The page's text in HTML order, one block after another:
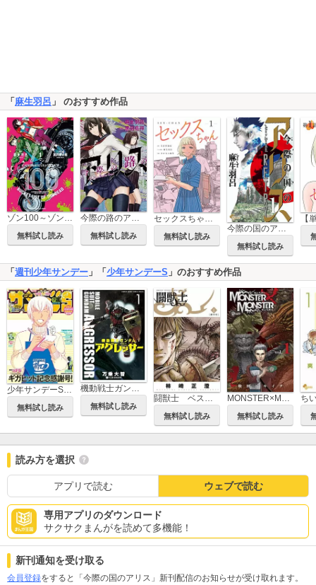
「 麻生羽呂 」 のおすすめ作品
ゾン100～ゾンビになるまでにしたい100のこと～
無料試し読み
今際の路のアリス
無料試し読み 無料試し読み
無料試し読み
「週刊少年サンデー 」「少年サンデーS 」のおすすめ作品
無料試し読み
機動戦士ガンダム アグレッサー
無料試し読み
闘獣士 ベスティアリウス
無料試し読み
MONSTER×MONSTER
無料試し読み
読み方を選択
アプリで読む ウェブで読む
専用アプリのダウンロード
サクサクまんがを読めて多機能！
新刊通知を受け取る
会員登録をすると「今際の国のアリス」新刊配信のお知らせが受け取れます。